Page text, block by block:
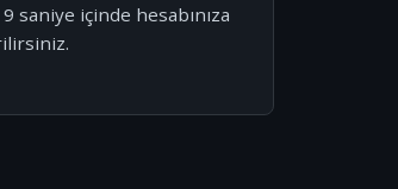
saniye içinde hesabınıza